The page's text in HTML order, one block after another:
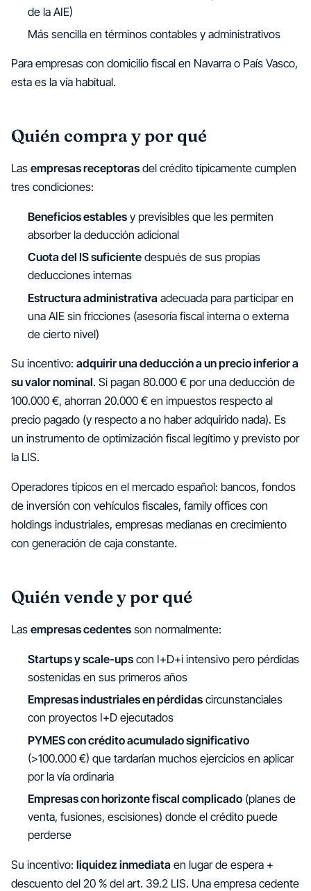
de la AIE)
Más sencilla en términos contables y administrativos
Para empresas con domicilio fiscal en Navarra o País Vasco,
esta es la vía habitual.
Quién compra y por qué
Las empresas receptoras del crédito típicamente cumplen
tres condiciones:
Beneficios estables y previsibles que les permiten
absorber la deducción adicional
Cuota del IS suficiente después de sus propias
deducciones internas
Estructura administrativa adecuada para participar en
una AIE sin fricciones (asesoría fiscal interna o externa
de cierto nivel)
Su incentivo: adquirir una deducción a un precio inferior a
su valor nominal. Si pagan 80.000 € por una deducción de
100.000 €, ahorran 20.000 € en impuestos respecto al
precio pagado (y respecto a no haber adquirido nada). Es
un instrumento de optimización fiscal legítimo y previsto por
la LIS.
Operadores típicos en el mercado español: bancos, fondos
de inversión con vehículos fiscales, family offices con
holdings industriales, empresas medianas en crecimiento
con generación de caja constante.
Quién vende y por qué
Las empresas cedentes son normalmente:
Startups y scale-ups con I+D+i intensivo pero pérdidas
sostenidas en sus primeros años
Empresas industriales en pérdidas circunstanciales
con proyectos I+D ejecutados
PYMES con crédito acumulado significativo
(>100.000 €) que tardarían muchos ejercicios en aplicar
por la vía ordinaria
Empresas con horizonte fiscal complicado (planes de
venta, fusiones, escisiones) donde el crédito puede
perderse
Su incentivo: liquidez inmediata en lugar de espera +
descuento del 20 % del art. 39.2 LIS. Una empresa cedente